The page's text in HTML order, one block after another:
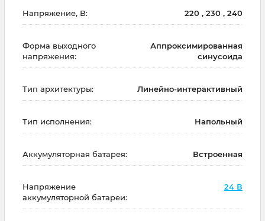
Напряжение, В: 220 , 230 , 240
Форма выходного
напряжения:
Аппроксимированная
синусоида
Тип архитектуры: Линейно-интерактивный
Тип исполнения: Напольный
Аккумуляторная батарея: Встроенная
Напряжение
аккумуляторной батареи:
24 В